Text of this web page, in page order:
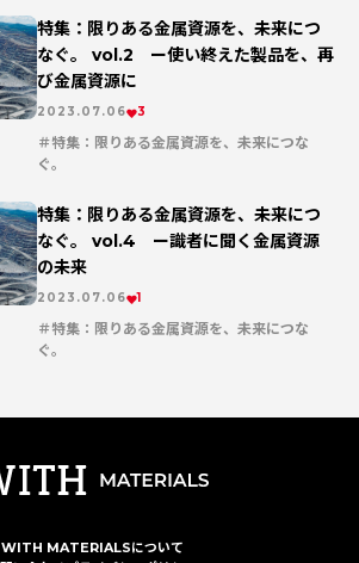
特集：限りある金属資源を、未来につ
なぐ。 vol.2 ー使い終えた製品を、再
び金属資源に
2023.07.06 3
特集：限りある金属資源を、未来につな
ぐ。
特集：限りある金属資源を、未来につ
なぐ。 vol.4 ー識者に聞く金属資源
の未来
2023.07.06 1
特集：限りある金属資源を、未来につな
ぐ。
WITH MATERIALSについて